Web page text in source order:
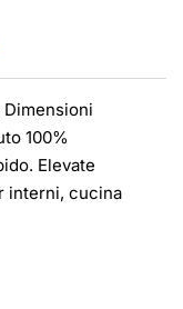
100%
Elevate
interni, cucina